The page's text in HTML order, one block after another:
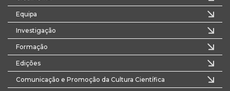
Equipa
Investigação
Formação
Edições
Comunicação e Promoção da Cultura Científica